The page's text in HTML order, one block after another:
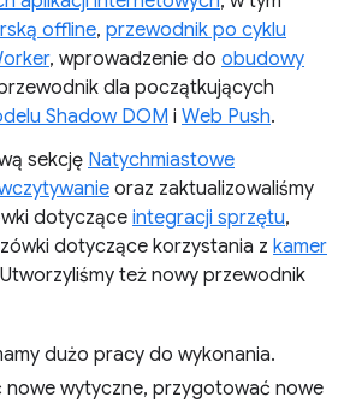
offline, przewodnik po cyklu
, wprowadzenie do obudowy
dla początkujących
Shadow DOM i Web Push.
sekcję Natychmiastowe
oraz zaktualizowaliśmy
dotycząceintegracji sprzętu,
dotyczące korzystania z kamer
też nowy przewodnik
dużo pracy do wykonania.
nowe wytyczne, przygotować nowe